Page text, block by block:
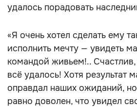
удалось порадовать
«Я очень хотел сделать ему
исполнить мечту — увидеть
командой живьем!.. Счастлив,
всё удалось! Хотя результат
оправдал наших ожиданий,
равно доволен, что увидел